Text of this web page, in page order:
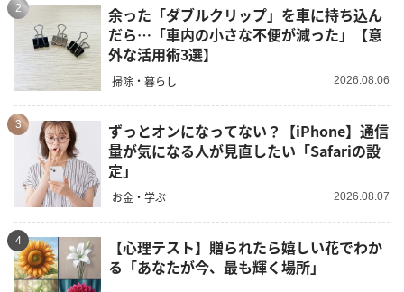
2
余った「ダブルクリップ」を車に持ち込ん
だら…「車内の小さな不便が減った」【意
外な活用術3選】
掃除・暮らし 2026.08.06
3
ずっとオンになってない？【iPhone】通信
量が気になる人が見直したい「Safariの設
定」
お金・学ぶ 2026.08.07
4
【心理テスト】贈られたら嬉しい花でわか
る「あなたが今、最も輝く場所」